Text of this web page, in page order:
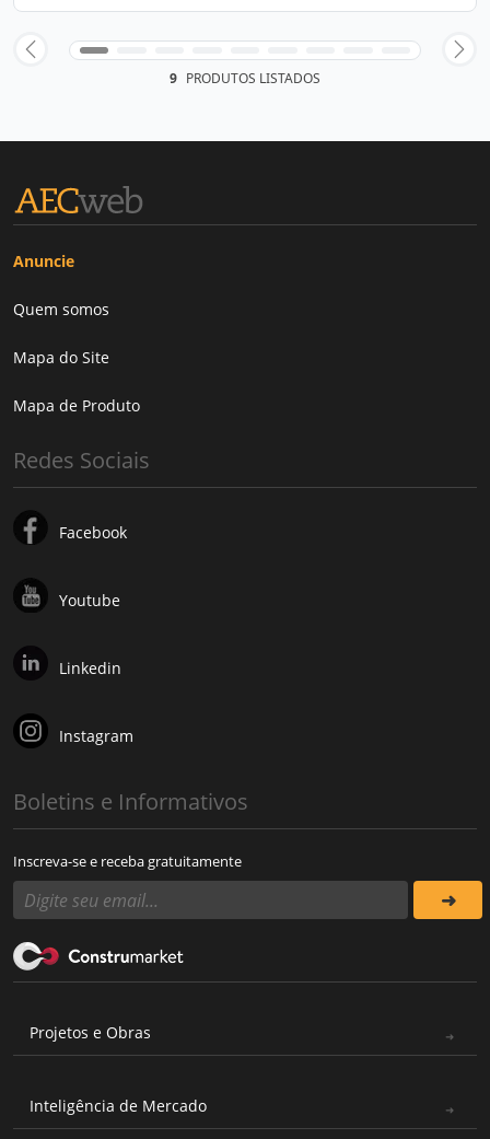
9 PRODUTOS LISTADOS
Anuncie
Quem somos
Mapa do Site
Mapa de Produto
Redes Sociais
Facebook
Youtube
Linkedin
Instagram
Boletins e Informativos
Inscreva-se e receba gratuitamente
Projetos e Obras
Inteligência de Mercado